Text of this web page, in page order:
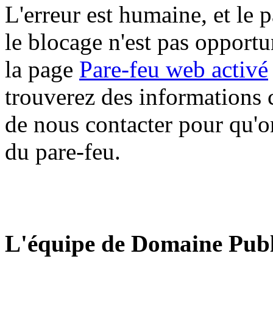
L'erreur est humaine, et le
le blocage n'est pas
la page Pare-feu web activé
trouverez des informations
de nous contacter pour
du pare-feu.
L'équipe de Domaine